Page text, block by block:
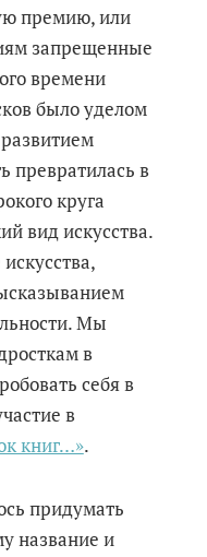
премию, или
запрещенные
времени
было уделом
превратилась в
круга
вид искусства.
Мы
в
себя в
в
книг…».
придумать
название и